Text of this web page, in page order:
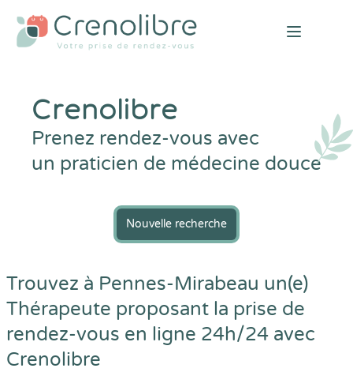
Open
Crenolibre
Prenez rendez-vous avec
un praticien de médecine douce
Nouvelle recherche
Trouvez à Pennes-Mirabeau un(e)
Thérapeute proposant la prise de
rendez-vous en ligne 24h/24 avec
Crenolibre